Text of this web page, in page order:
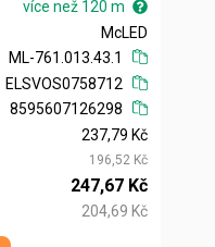
více než 120 m
McLED
ML-761.013.43.1
ELSVOS0758712
8595607126298
237,79 Kč
196,52 Kč
247,67 Kč
204,69 Kč